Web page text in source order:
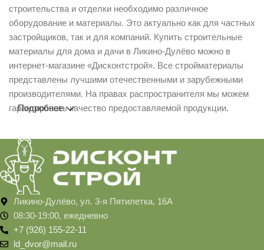
строительства и отделки необходимо различное
оборудование и материалы. Это актуально как для частных
застройщиков, так и для компаний. Купить строительные
материалы для дома и дачи в Ликино-Дулёво можно в
интернет-магазине «Дисконтстрой». Все стройматериалы
представлены лучшими отечественными и зарубежными
производителями. На правах распространителя мы можем
гарантировать качество предоставляемой продукции.
Подробнее
Ликино-Дулёво, ул. 3-я Пятилетка, 16А
08:30-19:00, ежедневно
+7 (926) 155-22-11
ld_dvor@mail.ru